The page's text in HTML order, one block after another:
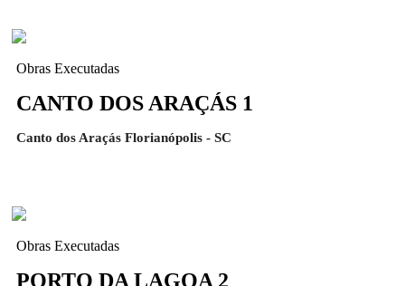
Obras Executadas
CANTO DOS ARAÇÁS 1
Canto dos Araçás Florianópolis - SC
Obras Executadas
PORTO DA LAGOA 2